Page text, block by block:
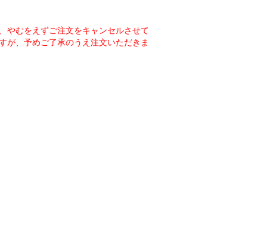
やむをえずご注文をキャンセルさせて
が、予めご了承のうえ注文いただきま